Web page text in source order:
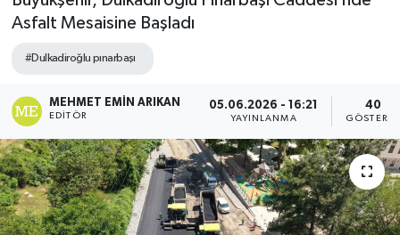
Asfalt Mesaisine Başladı
#Dulkadiroğlu pınarbaşı
MEHMET EMIN ARIKAN
EDITÖR
05.06.2026 - 16:21
YAYINLANMA
40
GÖSTERIM